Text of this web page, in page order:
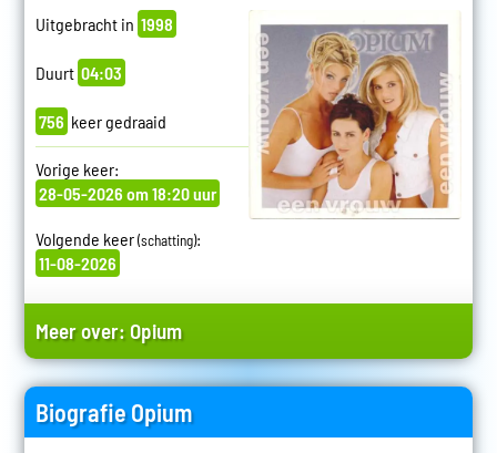
Uitgebracht in 1998
Duurt 04:03
756 keer gedraaid
Vorige keer:
28-05-2026 om 18:20 uur
Volgende keer(schatting):
11-08-2026
Meer over: Opium
Biografie Opium